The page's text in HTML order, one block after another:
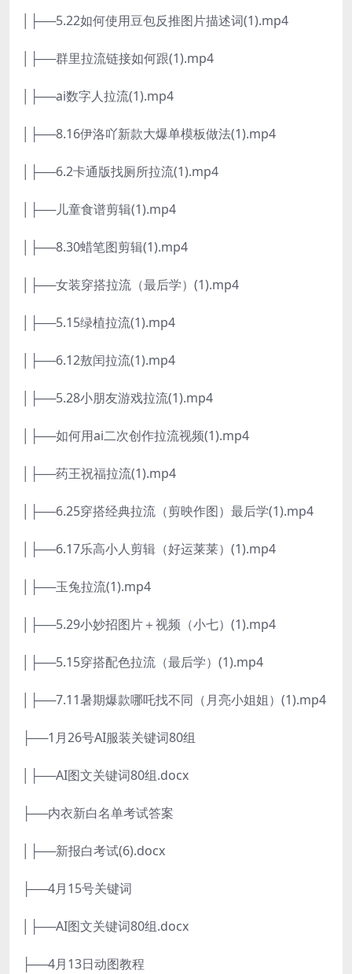
│├──5.22如何使用豆包反推图片描述词(1).mp4
│├──群里拉流链接如何跟(1).mp4
│├──ai数字人拉流(1).mp4
│├──8.16伊洛吖新款大爆单模板做法(1).mp4
│├──6.2卡通版找厕所拉流(1).mp4
│├──儿童食谱剪辑(1).mp4
│├──8.30蜡笔图剪辑(1).mp4
│├──女装穿搭拉流（最后学）(1).mp4
│├──5.15绿植拉流(1).mp4
│├──6.12敖闰拉流(1).mp4
│├──5.28小朋友游戏拉流(1).mp4
│├──如何用ai二次创作拉流视频(1).mp4
│├──药王祝福拉流(1).mp4
│├──6.25穿搭经典拉流（剪映作图）最后学(1).mp4
│├──6.17乐高小人剪辑（好运莱莱）(1).mp4
│├──玉兔拉流(1).mp4
│├──5.29小妙招图片＋视频（小七）(1).mp4
│├──5.15穿搭配色拉流（最后学）(1).mp4
│├──7.11暑期爆款哪吒找不同（月亮小姐姐）(1).mp4
├──1月26号AI服装关键词80组
│├──AI图文关键词80组.docx
├──内衣新白名单考试答案
│├──新报白考试(6).docx
├──4月15号关键词
│├──AI图文关键词80组.docx
├──4月13日动图教程